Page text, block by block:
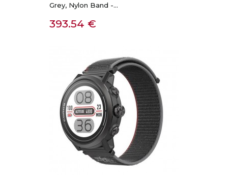
Grey, Nylon Band -...
Kaina
393.54 €